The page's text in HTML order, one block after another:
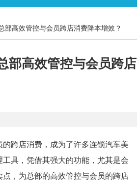
部高效管控与会员跨店消费降本增效？
部高效管控与会员跨店
跨店消费，成为了许多连锁汽车美
具，凭借其强大的功能，尤其是会
，为总部的高效管控与会员的跨店